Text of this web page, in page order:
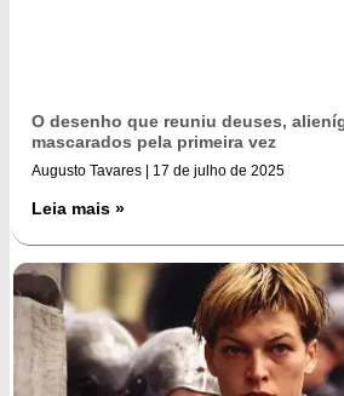
O desenho que reuniu deuses,
mascarados pela primeira vez
Augusto Tavares 17 de julho de 2025
Leia mais »